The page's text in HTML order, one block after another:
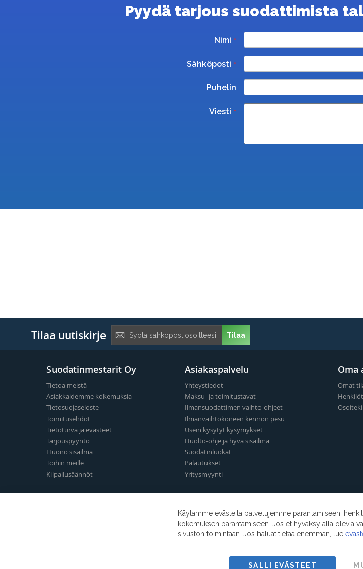
Pyydä tarjous suodattimista
Nimi
Sähköposti
Puhelin
Viesti
Tilaa uutiskirje
uutiskirje:
Tilaa
Suodatinmestarit Oy
Tietoa meistä
Asiakkaidemme kokemuksia
Tietosuojaseloste
Toimitusehdot
Tietoturva ja evästeet
Tarjouspyyntö
Huono sisäilma
Töihin meille
Kilpailusäännöt
Asiakaspalvelu
Yhteystiedot
Maksu- ja toimitustavat
Ilmansuodattimen vaihto-ohjeet
Ilmanvaihtokoneen kennon pesu
Usein kysytyt kysymykset
Huolto-ohje ja hyvä sisäilma
Suodatinluokat
Palautukset
Yritysmyynti
Oma
Omat
Käytämme evästeitä palvelujemme parantamiseen,
kokemuksen parantamiseen. Jos et hyväksy alla olevia
sivuston toimintaan. Jos haluat tietää enemmän, lue
SALLI EVÄSTEET